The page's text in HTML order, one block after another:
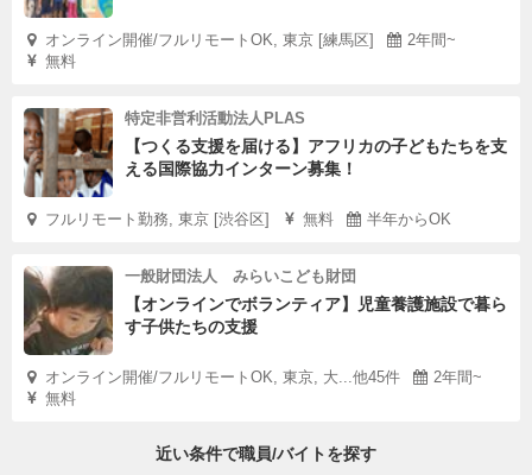
オンライン開催/フルリモートOK, 東京 [練馬区]
2年間~
無料
特定非営利活動法人PLAS
【つくる支援を届ける】アフリカの子どもたちを支
える国際協力インターン募集！
フルリモート勤務, 東京 [渋谷区] 無料 半年からOK
一般財団法人 みらいこども財団
【オンラインでボランティア】児童養護施設で暮ら
す子供たちの支援
オンライン開催/フルリモートOK, 東京, 大...他45件
2年間~
無料
近い条件で職員/バイトを探す